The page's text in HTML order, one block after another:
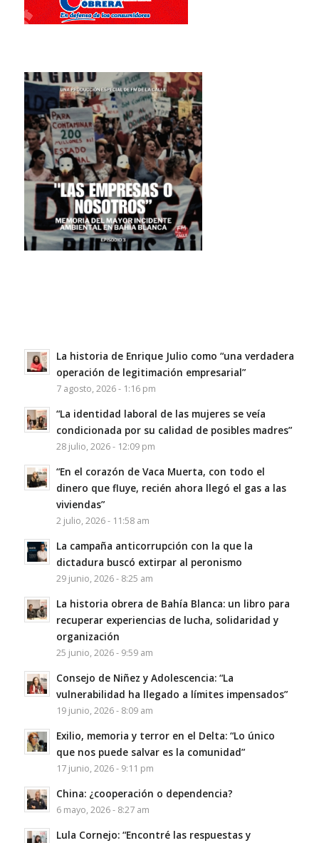
La historia de Enrique Julio como “una verdadera
operación de legitimación empresarial”
7 agosto, 2026 - 1:16 pm
“La identidad laboral de las mujeres se veía
condicionada por su calidad de posibles madres”
28 julio, 2026 - 12:09 pm
“En el corazón de Vaca Muerta, con todo el
dinero que fluye, recién ahora llegó el gas a las
viviendas”
2 julio, 2026 - 11:58 am
La campaña anticorrupción con la que la
dictadura buscó extirpar al peronismo
29 junio, 2026 - 8:25 am
La historia obrera de Bahía Blanca: un libro para
recuperar experiencias de lucha, solidaridad y
organización
25 junio, 2026 - 9:59 am
Consejo de Niñez y Adolescencia: “La
vulnerabilidad ha llegado a límites impensados”
19 junio, 2026 - 8:09 am
Exilio, memoria y terror en el Delta: “Lo único
que nos puede salvar es la comunidad”
17 junio, 2026 - 9:11 pm
China: ¿cooperación o dependencia?
6 mayo, 2026 - 8:27 am
Lula Cornejo: “Encontré las respuestas y